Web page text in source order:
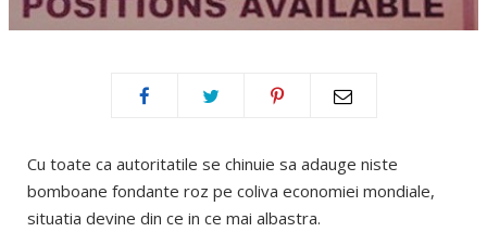
Cu toate ca autoritatile se chinuie sa adauge niste
bomboane fondante roz pe coliva economiei mondiale,
situatia devine din ce in ce mai albastra.